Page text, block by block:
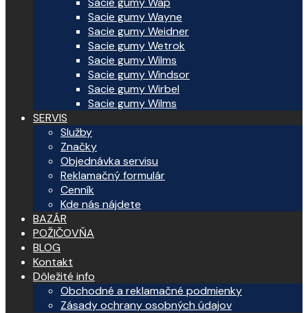
Sacie gumy Wayne
Sacie gumy Weidner
Sacie gumy Wetrok
Sacie gumy Wilms
Sacie gumy Windsor
Sacie gumy Wirbel
Sacie gumy Wilms
SERVIS
Služby
Značky
Objednávka servisu
Reklamačný formulár
Cenník
Kde nás nájdete
BAZÁR
POŽIČOVŇA
BLOG
Kontakt
Dôležité info
Obchodné a reklamačné podmienky
Zásady ochrany osobných údajov